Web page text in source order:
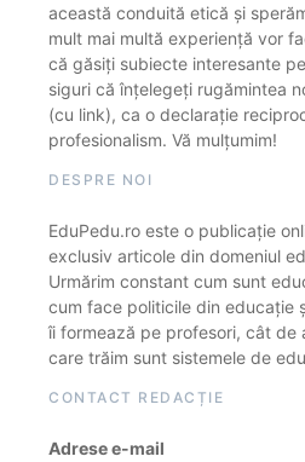
această conduită etică și
mult mai multă experiență vor
că găsiți subiecte interesante
siguri că înțelegeți rugămintea
(cu link), ca o declarație
profesionalism. Vă mulțumim!
DESPRE NOI
EduPedu.ro este o publicație
exclusiv articole din domeniul
Urmărim constant cum sunt
cum face politicile din educație
îi formează pe profesori, cât de
care trăim sunt sistemele de
CONTACT REDACȚIE
Adrese e-mail